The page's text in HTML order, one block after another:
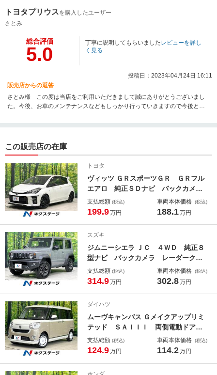
トヨタプリウスを購入したユーザー
さとみ
総合評価
5.0
丁寧に説明してもらいましたレビューを詳し
く見る
投稿日：2023年04月24日 16:11
販売店からの返答
さとみ様 この度は当店をご利用いただきまして誠にありがとうございまし
た。今後、お車のメンテナンスなどもしっかり行っていきますので今後とも
この販売店の在庫
トヨタ
ヴィッツ ＧＲスポーツＧＲ ＧＲフル
エアロ 純正ＳＤナビ バックカメ
ラ セーフティセンス 禁煙車 ハー
フレザーシート ドラレコ スマート
ト オートエアコン
支払総額 (税込)
199.9万円
車両本体価格 (税込)
188.1万円
スズキ
ジムニーシエラ ＪＣ ４ＷＤ 純正８
型ナビ バックカメラ レーダークル
ーズ 前席シートヒーター フルセ
グ 禁煙車 ドラレコ コーナーセン
ルミ
支払総額 (税込)
314.9万円
車両本体価格 (税込)
302.8万円
ダイハツ
ムーヴキャンバス Ｇメイクアップリミ
テッド ＳＡＩＩＩ 両側電動ドア
ＳＤナビ 全周囲カメラ 衝突被害軽
減システム 禁煙車 シートヒータ
支払総額 (税込)
124.9万円
車両本体価格 (税込)
114.2万円